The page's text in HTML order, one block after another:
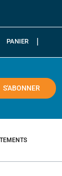
PANIER
S'ABONNER